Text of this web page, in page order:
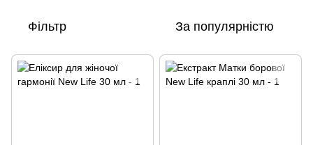
Фільтр За популярністю